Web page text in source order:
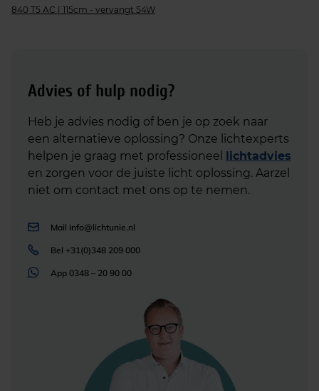
840 T5 AC | 115cm - vervangt 54W
Advies of hulp nodig?
Heb je advies nodig of ben je op zoek naar
een alternatieve oplossing? Onze lichtexperts
helpen je graag met professioneel lichtadvies
en zorgen voor de juiste licht oplossing. Aarzel
niet om contact met ons op te nemen.
Mail info@lichtunie.nl
Bel +31(0)348 209 000
App 0348 – 20 90 00